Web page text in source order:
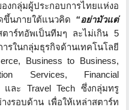
งกลุ่มผู้ประกอบการไทยแห่งอ
นภายใต้แนวคิด “อย่ามัวแต่
าร์ทอัพเป็นทีมๆ ละไม่เกิน 5
รในกลุ่มธุรกิจด้านเทคโนโลยี
Business to Business,
Services, Financial
และ Travel Techซึ่งกลุ่มทรู
งรอบด้าน เพื่อให้เหล่าสตาร์ท